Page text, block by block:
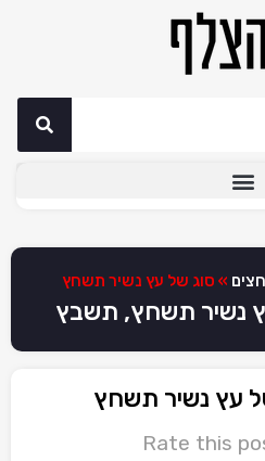
» סוג של עץ נשיר תשחץ
נשיר תשחץ, תשבץ
עץ נשיר תשחץ
Rate this